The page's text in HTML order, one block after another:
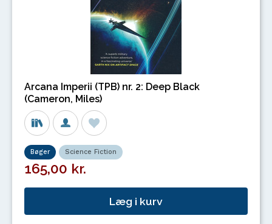
Arcana Imperii (TPB) nr. 2: Deep Black
(Cameron, Miles)
Bøger Science Fiction
165,00 kr.
Læg i kurv